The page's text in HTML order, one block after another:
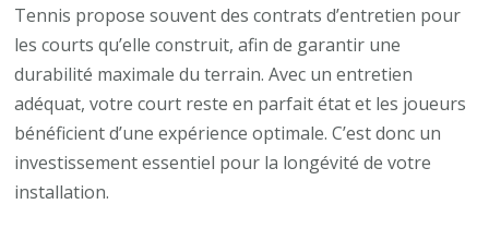
Tennis propose souvent des contrats d’entretien pour
les courts qu’elle construit, afin de garantir une
durabilité maximale du terrain. Avec un entretien
adéquat, votre court reste en parfait état et les joueurs
bénéficient d’une expérience optimale. C’est donc un
investissement essentiel pour la longévité de votre
installation.